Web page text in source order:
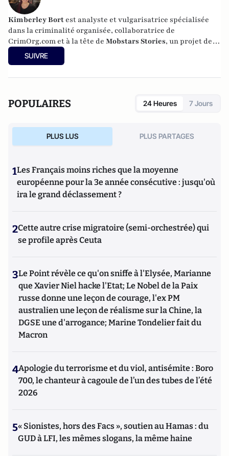
Kimberley Bort est analyste et vulgarisatrice spécialisée
dans la criminalité organisée, collaboratrice de
CrimOrg.com et à la tête de Mobstars Stories, un projet de
contenus sur les réseaux sociaux qui explore les
dynamiques du crime organisé et ses représentations.
SUIVRE
POPULAIRES 24 Heures 7 Jours
PLUS LUS PLUS PARTAGES
1Les Français moins riches que la moyenne
européenne pour la 3e année consécutive : jusqu'où
ira le grand déclassement ?
2Cette autre crise migratoire (semi-orchestrée) qui
se profile après Ceuta
3Le Point révèle ce qu'on sniffe à l'Elysée, Marianne
que Xavier Niel hacke l'Etat; Le Nobel de la Paix
russe donne une leçon de courage, l'ex PM
australien une leçon de réalisme sur la Chine, la
DGSE une d'arrogance; Marine Tondelier fait du
Macron
4Apologie du terrorisme et du viol, antisémite : Boro
700, le chanteur à cagoule de l’un des tubes de l’été
2026
5« Sionistes, hors des Facs », soutien au Hamas : du
GUD à LFI, les mêmes slogans, la même haine